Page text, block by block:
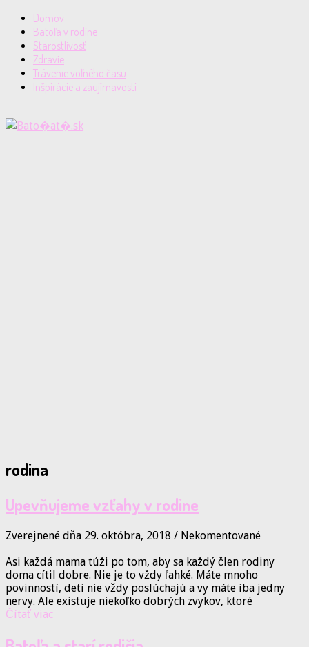
Domov
Batoľa v rodine
Starostlivosť
Zdravie
Trávenie voľného času
Inšpirácie a zaujímavosti
rodina
Upevňujeme vzťahy v rodine
Zverejnené dňa 29. októbra, 2018 / Nekomentované
Asi každá mama túži po tom, aby sa každý člen rodiny
doma cítil dobre. Nie je to vždy ľahké. Máte mnoho
povinností, deti nie vždy poslúchajú a vy máte iba jedny
nervy. Ale existuje niekoľko dobrých zvykov, ktoré
Čítať viac